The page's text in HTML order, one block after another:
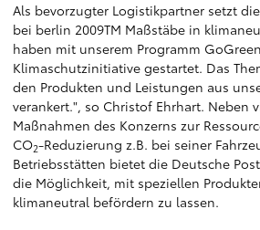
Als bevorzugter Logistikpartner setzt
bei berlin 2009TM Maßstäbe in
haben mit unserem Programm
Klimaschutzinitiative gestartet. Das
den Produkten und Leistungen aus
verankert.", so Christof Ehrhart. Neben
Maßnahmen des Konzerns zur
CO2-Reduzierung z.B. bei seiner
Betriebsstätten bietet die Deutsche
die Möglichkeit, mit speziellen
klimaneutral befördern zu lassen.